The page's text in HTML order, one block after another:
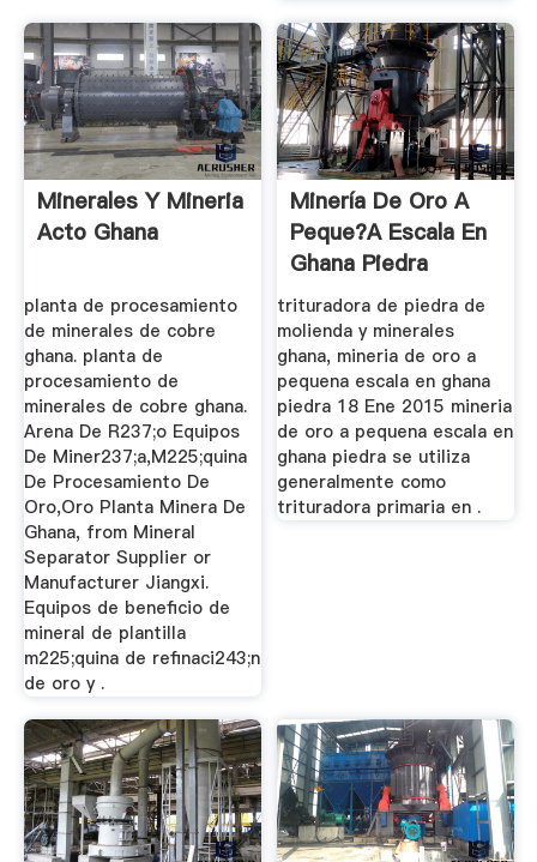
Minerales Y Mineria
Acto Ghana
planta de procesamiento
de minerales de cobre
ghana. planta de
procesamiento de
minerales de cobre ghana.
Arena De R237;o Equipos
De Miner237;a,M225;quina
De Procesamiento De
Oro,Oro Planta Minera De
Ghana, from Mineral
Separator Supplier or
Manufacturer Jiangxi.
Equipos de beneficio de
mineral de plantilla
m225;quina de refinaci243;n
de oro y .
Minería De Oro A
Peque?a Escala En
Ghana Piedra
trituradora de piedra de
molienda y minerales
ghana, mineria de oro a
pequena escala en ghana
piedra 18 Ene 2015 mineria
de oro a pequena escala en
ghana piedra se utiliza
generalmente como
trituradora primaria en .